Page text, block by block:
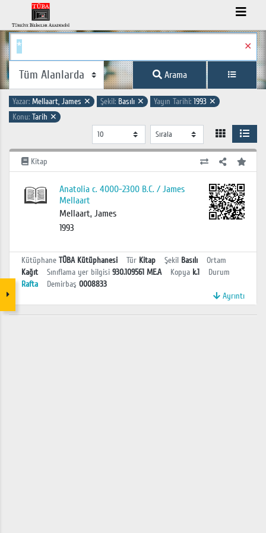
✕
Arama
Yazar: Mellaart, James ✕ Şekil: Basılı ✕ Yayın Tarihi: 1993 ✕
Konu: Tarih ✕
Kitap
Anatolia c. 4000-2300 B.C. / James
Mellaart
Mellaart, James
1993
Kütüphane TÜBA Kütüphanesi Tür Kitap Şekil Basılı
Ortam
Kağıt
Sınıflama yer bilgisi 930.109561 ME.A Kopya k.1
Durum
Rafta
Demirbaş 0008833
Ayrıntı